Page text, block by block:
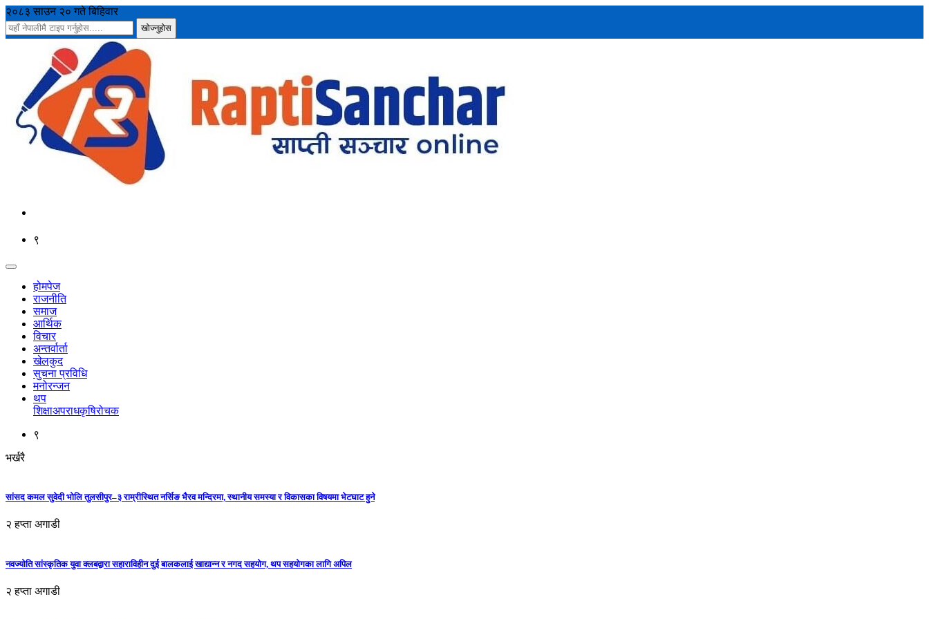
२०८३ साउन २० गते बिहिवार
९
होमपेज
राजनीति
समाज
आर्थिक
विचार
अन्तर्वार्ता
खेलकुद
सुचना प्रविधि
मनोरन्जन
थप
शिक्षाअपराधकृषिरोचक
९
भर्खरै
सांसद कमल सुवेदी भोलि तुलसीपुर–३ राम्रीस्थित नर्सिङ भैरव मन्दिरमा, स्थानीय समस्या र विकासका विषयमा भेटघाट हुने
२ हप्ता अगाडी
नवज्योति सांस्कृतिक युवा क्लबद्वारा सहाराविहीन दुई बालकलाई खाद्यान्न र नगद सहयोग, थप सहयोगका लागि अपिल
२ हप्ता अगाडी